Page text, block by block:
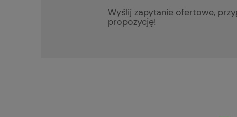
Wyślij zapytanie ofertowe,
propozycję!